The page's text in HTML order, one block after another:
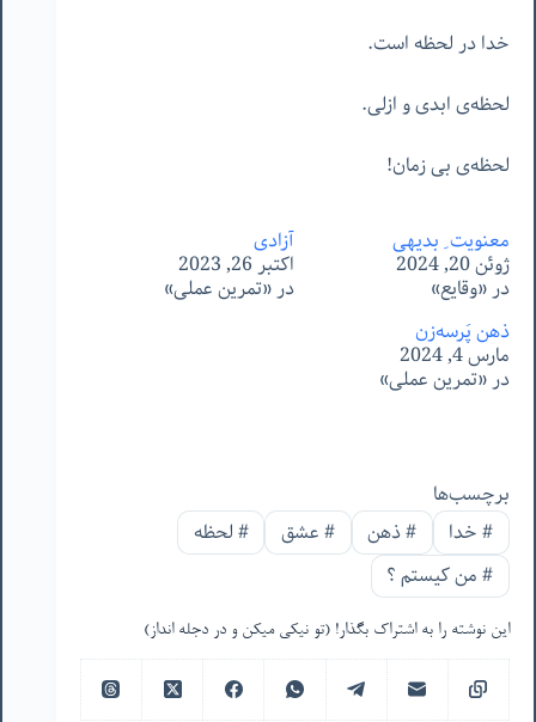
خدا در لحظه است.
لحظه‌ی ابدی و ازلی.
لحظه‌ی بی زمان!
معنویت ِ بدیهی
ژوئن 20, 2024
در «وقایع»
آزادی
اکتبر 26, 2023
در «تمرین عملی»
ذهنِ پَرسه‌زن
مارس 4, 2024
در «تمرین عملی»
برچسب‌ها
#خدا #ذهن #عشق #لحظه
#من‌ کیستم ؟
این نوشته را به اشتراک بگذار! (تو نیکی میکن و در دجله انداز)